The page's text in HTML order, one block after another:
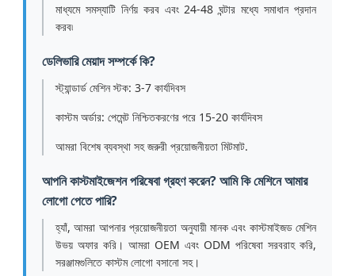
মাধ্যমে সমস্যাটি নির্ণয় করব এবং 24-48 ঘন্টার মধ্যে সমাধান প্রদান
করব৷
ডেলিভারি মেয়াদ সম্পর্কে কি?
স্ট্যান্ডার্ড মেশিন স্টক: 3-7 কার্যদিবস
কাস্টম অর্ডার: পেমেন্ট নিশ্চিতকরণের পরে 15-20 কার্যদিবস
আমরা বিশেষ ব্যবস্থা সহ জরুরী প্রয়োজনীয়তা মিটমাট.
আপনি কাস্টমাইজেশন পরিষেবা গ্রহণ করেন? আমি কি মেশিনে আমার
লোগো পেতে পারি?
হ্যাঁ, আমরা আপনার প্রয়োজনীয়তা অনুযায়ী মানক এবং কাস্টমাইজড মেশিন
উভয় অফার করি। আমরা OEM এবং ODM পরিষেবা সরবরাহ করি,
সরঞ্জামগুলিতে কাস্টম লোগো বসানো সহ।